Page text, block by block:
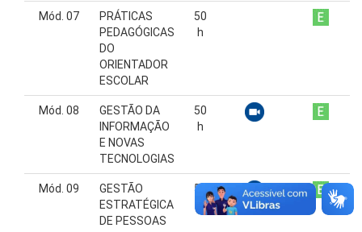
Mód. 07
PRÁTICAS
PEDAGÓGICAS
DO
ORIENTADOR
ESCOLAR
50
h
Mód. 08
GESTÃO DA
INFORMAÇÃO
E NOVAS
TECNOLOGIAS
50
h
Mód. 09
GESTÃO
ESTRATÉGICA
DE PESSOAS
50
h